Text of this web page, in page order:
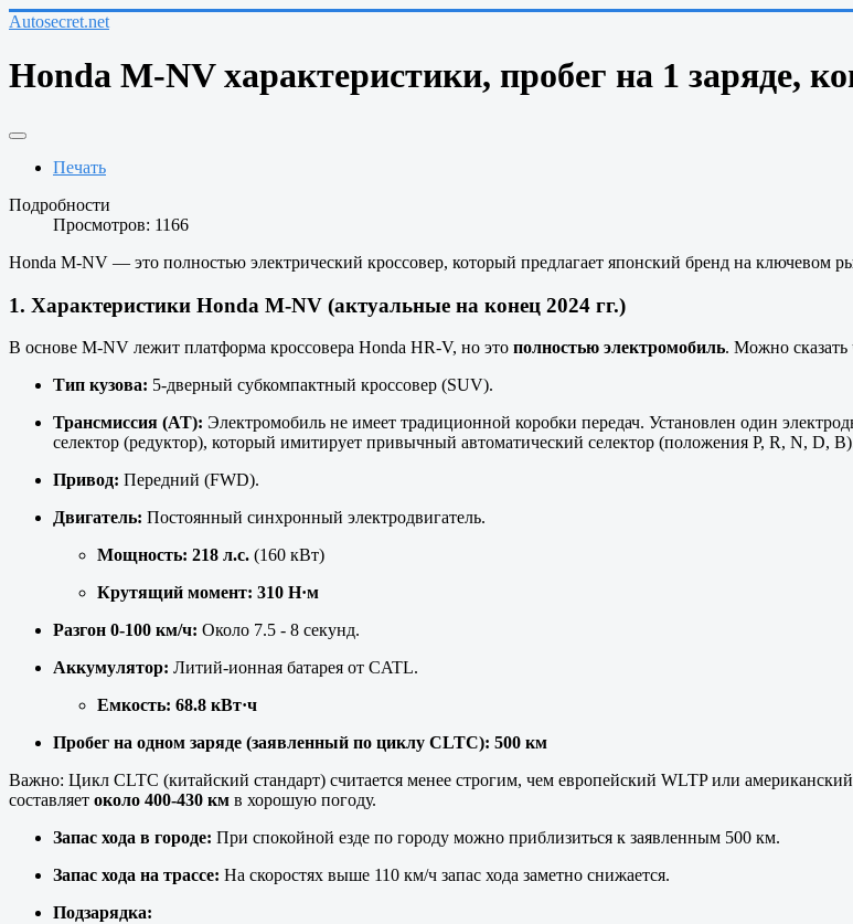
Autosecret.net
Honda M-NV характеристики, пробег на 1 заряде,
Печать
Подробности
Просмотров: 1166
Honda M-NV — это полностью электрический кроссовер, который предлагает японский бренд на ключевом
1. Характеристики Honda M-NV (актуальные на конец 2024 гг.)
В основе M-NV лежит платформа кроссовера Honda HR-V, но это полностью электромобиль. Можно сказать
Тип кузова: 5-дверный субкомпактный кроссовер (SUV).
Трансмиссия (AT): Электромобиль не имеет традиционной коробки передач. Установлен один
селектор (редуктор), который имитирует привычный автоматический селектор (положения P, R, N, D,
Привод: Передний (FWD).
Двигатель: Постоянный синхронный электродвигатель.
Мощность: 218 л.с. (160 кВт)
Крутящий момент: 310 Н·м
Разгон 0-100 км/ч: Около 7.5 - 8 секунд.
Аккумулятор: Литий-ионная батарея от CATL.
Емкость: 68.8 кВт·ч
Пробег на одном заряде (заявленный по циклу CLTC): 500 км
Важно: Цикл CLTC (китайский стандарт) считается менее строгим, чем европейский WLTP или
составляет около 400-430 км в хорошую погоду.
Запас хода в городе: При спокойной езде по городу можно приблизиться к заявленным 500 км.
Запас хода на трассе: На скоростях выше 110 км/ч запас хода заметно снижается.
Подзарядка: